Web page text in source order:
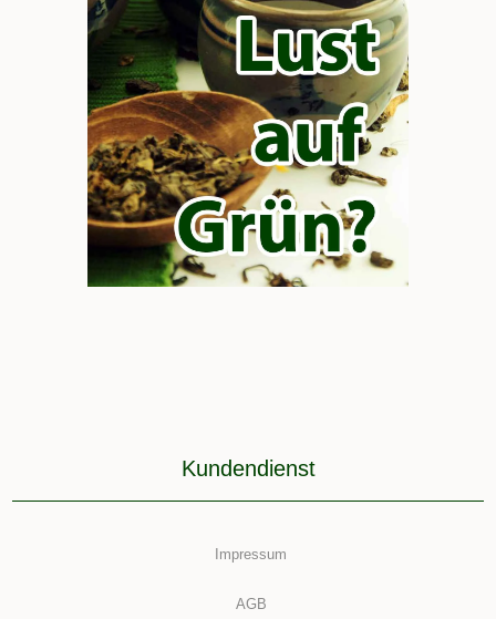
Kundendienst
Impressum
AGB